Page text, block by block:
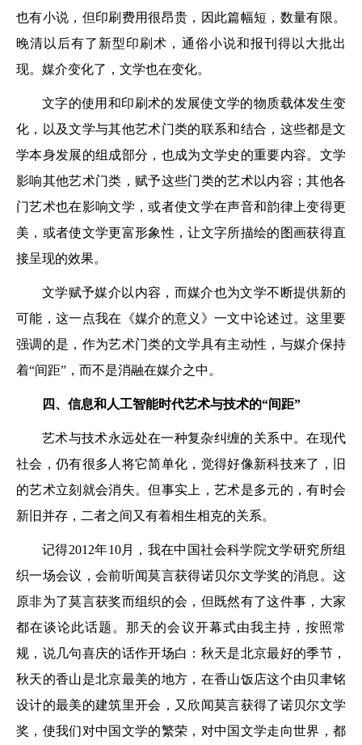
也有小说，但印刷费用很昂贵，因此篇幅短，数量有限。
晚清以后有了新型印刷术，通俗小说和报刊得以大批出
现。媒介变化了，文学也在变化。
文字的使用和印刷术的发展使文学的物质载体发生变
化，以及文学与其他艺术门类的联系和结合，这些都是文
学本身发展的组成部分，也成为文学史的重要内容。文学
影响其他艺术门类，赋予这些门类的艺术以内容；其他各
门艺术也在影响文学，或者使文学在声音和韵律上变得更
美，或者使文学更富形象性，让文字所描绘的图画获得直
接呈现的效果。
文学赋予媒介以内容，而媒介也为文学不断提供新的
可能，这一点我在《媒介的意义》一文中论述过。这里要
强调的是，作为艺术门类的文学具有主动性，与媒介保持
着“间距”，而不是消融在媒介之中。
四、信息和人工智能时代艺术与技术的“间距”
艺术与技术永远处在一种复杂纠缠的关系中。在现代
社会，仍有很多人将它简单化，觉得好像新科技来了，旧
的艺术立刻就会消失。但事实上，艺术是多元的，有时会
新旧并存，二者之间又有着相生相克的关系。
记得2012年10月，我在中国社会科学院文学研究所组
织一场会议，会前听闻莫言获得诺贝尔文学奖的消息。这
原非为了莫言获奖而组织的会，但既然有了这件事，大家
都在谈论此话题。那天的会议开幕式由我主持，按照常
规，说几句喜庆的话作开场白：秋天是北京最好的季节，
秋天的香山是北京最美的地方，在香山饭店这个由贝聿铭
设计的最美的建筑里开会，又欣闻莫言获得了诺贝尔文学
奖，使我们对中国文学的繁荣，对中国文学走向世界，都